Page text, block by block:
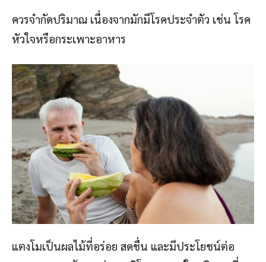
ควรจำกัดปริมาณ เนื่องจากมักมีโรคประจำตัว เช่น โรค
หัวใจหรือกระเพาะอาหาร
แตงโมเป็นผลไม้ที่อร่อย สดชื่น และมีประโยชน์ต่อ